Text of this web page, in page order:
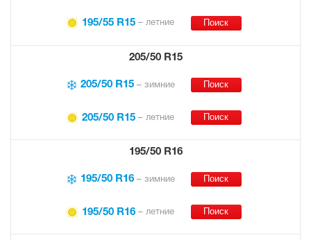
195/55 R15– летние
205/50 R15
205/50 R15 – зимние
205/50 R15– летние
195/50 R16
195/50 R16 – зимние
195/50 R16– летние